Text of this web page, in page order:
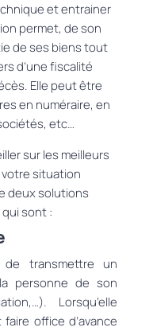
et entrainer
permet, de son
de ses bienstout
d’une fiscalité
Elle peut être
en numéraire, en
etc…
sur les meilleurs
situation
deux solutions
sont :
de transmettre un
personne de son
,…).
Lorsqu’elle
office d’avance